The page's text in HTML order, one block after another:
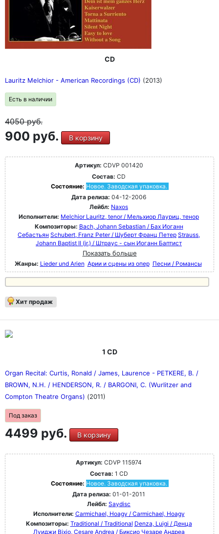
CD
Lauritz Melchior - American Recordings (CD) (2013)
Есть в наличии
4050руб.
900 руб. В корзину
Артикул: CDVP 001420
Состав: CD
Состояние: Новое. Заводская упаковка.
Дата релиза: 04-12-2006
Лейбл: Naxos
Исполнители: Melchior Lauritz, tenor / Мельхиор Лауриц, тенор
Композиторы: Bach, Johann Sebastian / Бах Иоганн
Себастьян Schubert, Franz Peter / Шуберт Франц Петер Strauss,
Johann Baptist II (jr.) / Штраус - сын Иоганн Баптист
Показать больше
Жанры: Lieder und Arien Арии и сцены из опер Песни / Романсы
Хит продаж
1 CD
Organ Recital: Curtis, Ronald / James, Laurence - PETKERE, B. /
BROWN, N.H. / HENDERSON, R. / BARGONI, C. (Wurlitzer and
Compton Theatre Organs) (2011)
Под заказ
4499 руб. В корзину
Артикул: CDVP 115974
Состав: 1 CD
Состояние: Новое. Заводская упаковка.
Дата релиза: 01-01-2011
Лейбл: Saydisc
Исполнители: Carmichael, Hoagy / Carmichael, Hoagy
Композиторы: Traditional / Traditional Denza, Luigi / Денца
Луиджи Bixio, Cesare Andrea / Биксио Чезаре Андреа